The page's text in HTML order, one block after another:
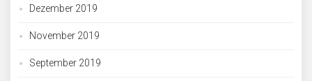
Dezember 2019
November 2019
September 2019